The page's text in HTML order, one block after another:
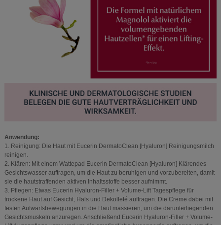
Anwendung:
1. Reinigung: Die Haut mit Eucerin DermatoClean [Hyaluron] Reinigungsmilch
reinigen.
2. Klären: Mit einem Wattepad Eucerin DermatoClean [Hyaluron] Klärendes
Gesichtswasser auftragen, um die Haut zu beruhigen und vorzubereiten, damit
sie die hautstraffenden aktiven Inhaltsstoffe besser aufnimmt.
3. Pflegen: Etwas Eucerin Hyaluron-Filler + Volume-Lift Tagespflege für
trockene Haut auf Gesicht, Hals und Dekolleté auftragen. Die Creme dabei mit
festen Aufwärtsbewegungen in die Haut massieren, um die darunterliegenden
Gesichtsmuskeln anzuregen. Anschließend Eucerin Hyaluron-Filler + Volume-